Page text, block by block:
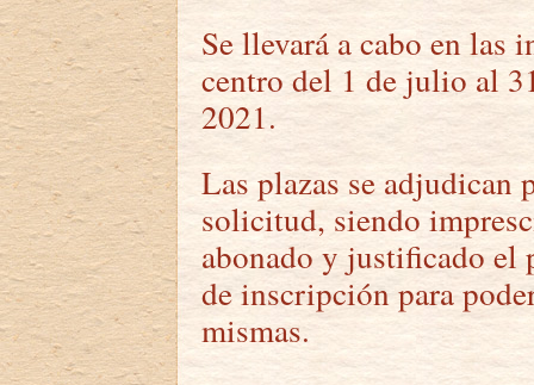
Se llevará a cabo en las
centro del 1 de julio al
2021.
Las plazas se adjudican
solicitud, siendo
abonado y justificado el
de inscripción para
mismas.